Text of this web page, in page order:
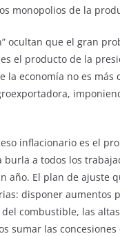
monopolios de la
ocultan que el gran
el producto de la
la economía no es
inflacionario es el
a todos los
año. El plan de ajuste
disponer aumentos
combustible, las
sumar las